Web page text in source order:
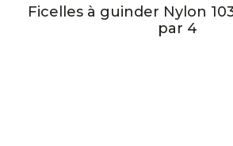
Ficelles à guinder Nylon
par 4